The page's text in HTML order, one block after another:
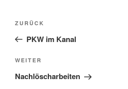
ZURÜCK
PKW im Kanal
WEITER
Nachlöscharbeiten